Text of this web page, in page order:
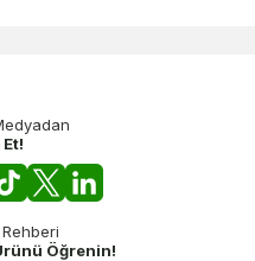
Öğrenin!